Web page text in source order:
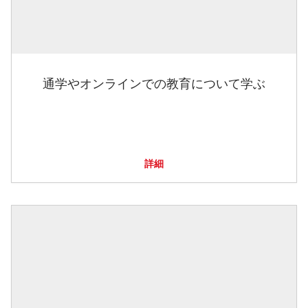
通学やオンラインでの教育について学ぶ
詳細